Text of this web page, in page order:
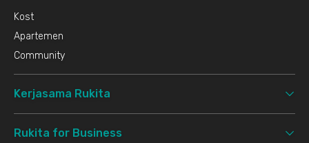
Kost
Apartemen
Community
Kerjasama Rukita
Rukita for Business